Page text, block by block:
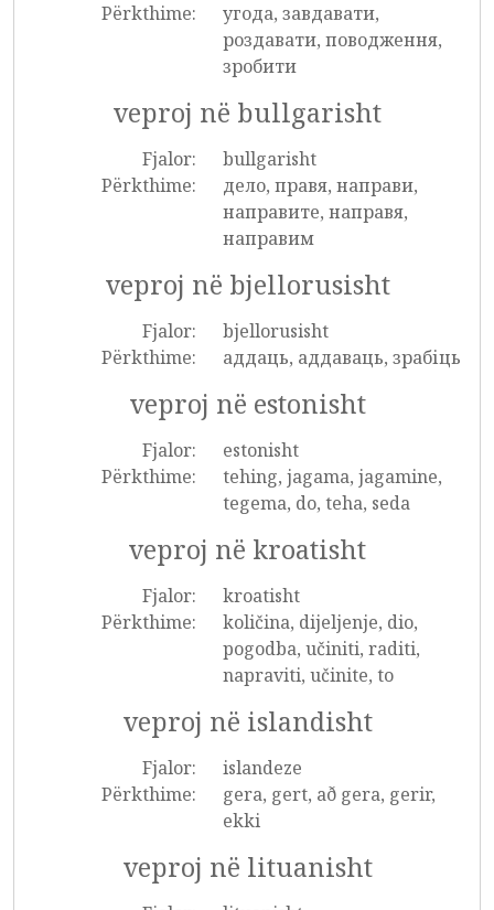
Përkthime:
угода, завдавати,
роздавати, поводження,
зробити
veproj në bullgarisht
Fjalor:
bullgarisht
Përkthime:
дело, правя, направи,
направите, направя,
направим
veproj në bjellorusisht
Fjalor:
bjellorusisht
Përkthime:
аддаць, аддаваць, зрабіць
veproj në estonisht
Fjalor:
estonisht
Përkthime:
tehing, jagama, jagamine,
tegema, do, teha, seda
veproj në kroatisht
Fjalor:
kroatisht
Përkthime:
količina, dijeljenje, dio,
pogodba, učiniti, raditi,
napraviti, učinite, to
veproj në islandisht
Fjalor:
islandeze
Përkthime:
gera, gert, að gera, gerir,
ekki
veproj në lituanisht